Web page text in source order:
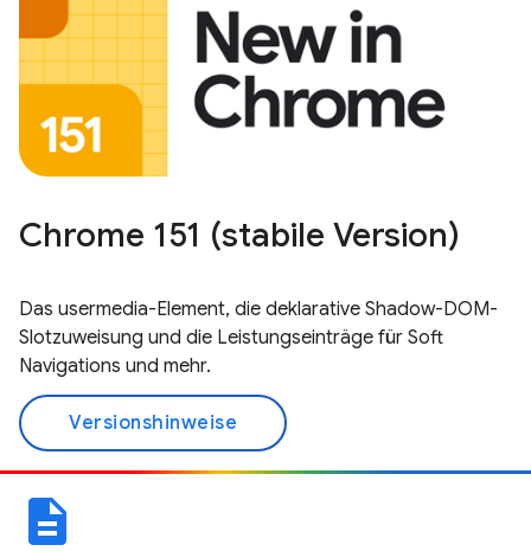
Chrome 151 (stabile Version)
Das usermedia-Element, die deklarative Shadow-DOM-
Slotzuweisung und die Leistungseinträge für Soft
Navigations und mehr.
Versionshinweise
description